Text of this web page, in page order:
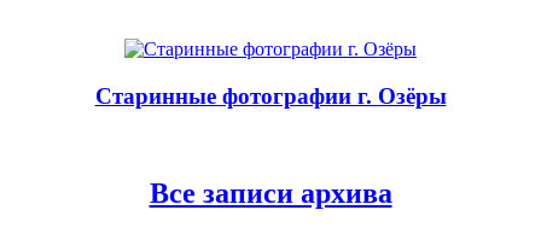
Старинные фотографии г. Озёры
Все записи архива